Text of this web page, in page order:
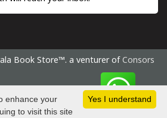
Book Store™. a venturer of Consors
Saturday 8 August, 2026 IST
Yes I understand
enhance your
to visit this site